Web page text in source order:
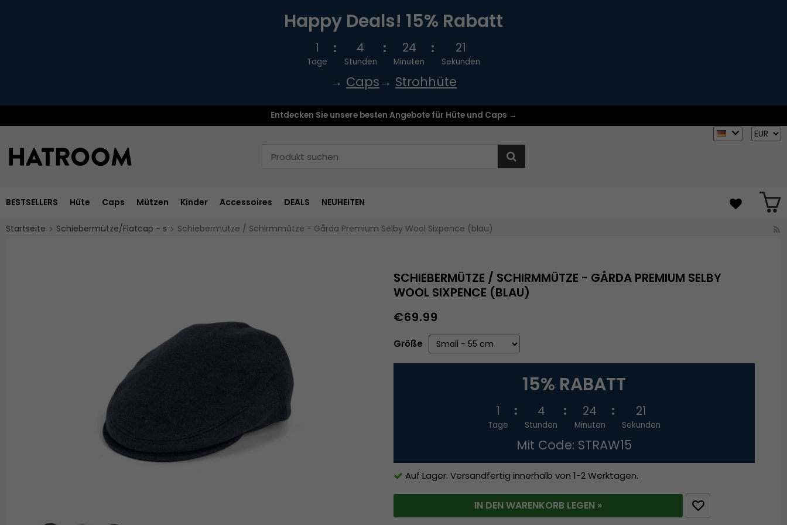
Happy Deals! 15% Rabatt
1
Tage
4
Stunden
24
Minuten
20
Sekunden
→ Caps→ Strohhüte
Entdecken Sie unsere besten Angebote für Hüte und Caps →
BESTSELLERS Hüte Caps Mützen Kinder Accessoires DEALS NEUHEITEN
Startseite Schiebermütze/Flatcap - s Schiebermütze / Schirmmütze - Gårda Premium Selby Wool Sixpence (blau)
SCHIEBERMÜTZE / SCHIRMMÜTZE - GÅRDA PREMIUM SELBY
WOOL SIXPENCE (BLAU)
€69.99
Größe
15% RABATT
1
Tage
4
Stunden
24
Minuten
20
Sekunden
Mit Code: STRAW15
Auf Lager. Versandfertig innerhalb von 1-2 Werktagen.
IN DEN WARENKORB LEGEN »